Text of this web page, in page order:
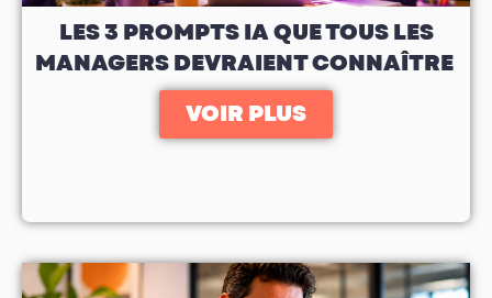
LES 3 PROMPTS IA QUE TOUS LES
MANAGERS DEVRAIENT CONNAÎTRE
VOIR PLUS